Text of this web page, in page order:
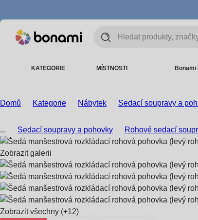
KATEGORIE MÍSTNOSTI Bonami
Domů Kategorie Nábytek Sedací soupravy a
... Sedací soupravy a pohovky Rohové sedací
Zobrazit galerii
Zobrazit všechny (+12)